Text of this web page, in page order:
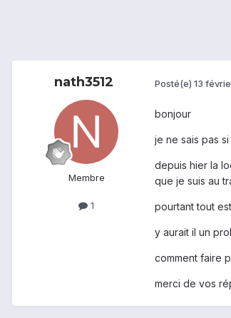
nath3512
Membre
1
Posté(e) 13
bonjour
je ne sais pas
depuis hier la
que je suis au
pourtant tout
y aurait il un
comment faire
merci de vos